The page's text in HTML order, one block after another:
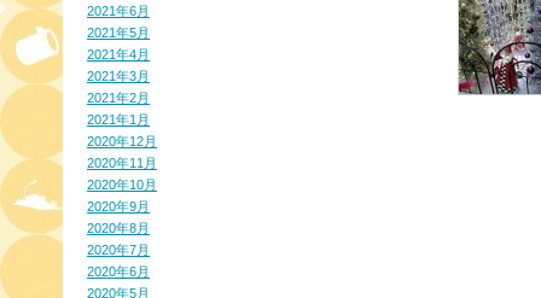
2021年6月
2021年5月
2021年4月
2021年3月
2021年2月
2021年1月
2020年12月
2020年11月
2020年10月
2020年9月
2020年8月
2020年7月
2020年6月
2020年5月